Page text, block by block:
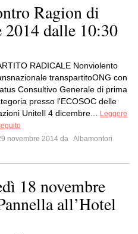
Ragion di
2014 dalle 10:30
RADICALE Nonviolento
transpartitoONG con
Consultivo Generale di prima
presso l'ECOSOC delle
UniteIl 4 dicembre...
Leggere
29 novembre 2014 da Albamontori
18 novembre
all’Hotel